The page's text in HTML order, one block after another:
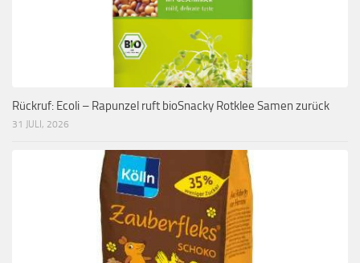
Rückruf: Ecoli – Rapunzel ruft bioSnacky Rotklee Samen zurück
31 JULI, 2026